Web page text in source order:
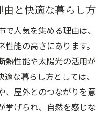
と快適な暮らし方
人気を集める理由は、
能の高さにあります。
熱性能や太陽光の活用が
な暮らし方としては、
、屋外とのつながりを意
挙げられ、自然を感じな